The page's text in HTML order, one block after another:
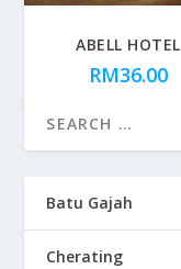
ABELL HOTEL
RM36.00
Batu Gajah
Cherating